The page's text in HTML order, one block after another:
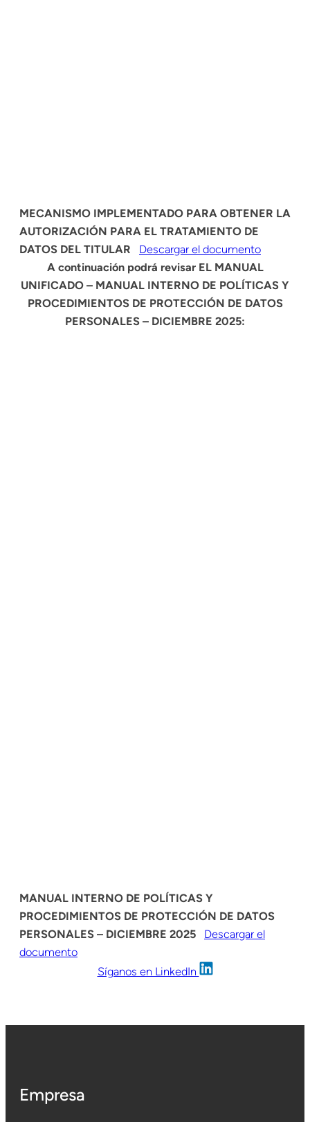
MECANISMO IMPLEMENTADO PARA OBTENER LA
AUTORIZACIÓN PARA EL TRATAMIENTO DE
DATOS DEL TITULAR
Descargar el documento
A continuación podrá revisar EL MANUAL
UNIFICADO – MANUAL INTERNO DE POLÍTICAS Y
PROCEDIMIENTOS DE PROTECCIÓN DE DATOS
PERSONALES – DICIEMBRE 2025:
MANUAL INTERNO DE POLÍTICAS Y
PROCEDIMIENTOS DE PROTECCIÓN DE DATOS
PERSONALES – DICIEMBRE 2025
Descargar el
documento
Síganos en LinkedIn
Empresa